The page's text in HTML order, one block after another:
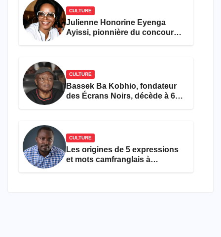
CULTURE
Julienne Honorine Eyenga
Ayissi, pionnière du concours
CULTURE
Bassek Ba Kobhio, fondateur
des Écrans Noirs, décède à 69
CULTURE
Les origines de 5 expressions
et mots camfranglais à